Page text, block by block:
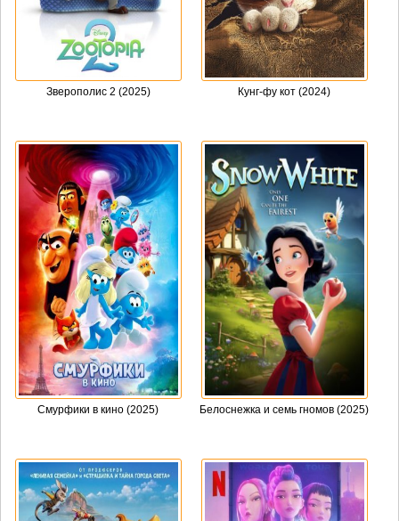
Зверополис 2 (2025) Кунг-фу кот (2024)
Смурфики в кино (2025) Белоснежка и семь гномов (2025)